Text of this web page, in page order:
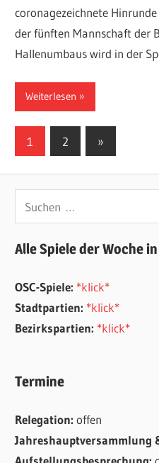
coronagezeichnete
der fünften Mannschaft der
Hallenumbaus wird in der
Weiterlesen
Beiträge
1 2
Nächste
Beiträge
»
nach:
Alle Spiele der Woche
OSC-Spiele: *klick*
Stadtpartien: *klick*
Bezirkspartien: *klick*
Termine
Relegation:offen
Jahreshauptversammlung